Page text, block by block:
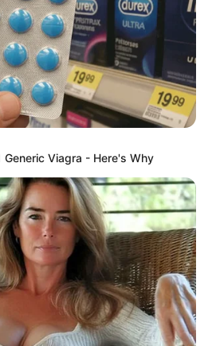
i ndodhur në orët e para të
Lushnjë i ka marrë jetën një 43-
i cili humbi jetën pasi automjeti që
aksident pranë rrethrrotullimit të
mjeti tip “Benz” po lëvizte me
bordurën e rrethrrotullimit. Si
është përplasur më pas me
të përplasjes, 43-vjeçari ka